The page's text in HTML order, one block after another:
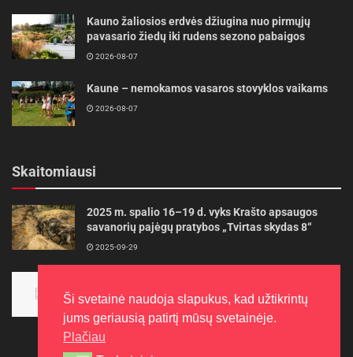
Kauno žaliosios erdvės džiugina nuo pirmųjų
pavasario žiedų iki rudens sezono pabaigos
2026-08-07
Kaune – nemokamos vasaros stovyklos vaikams
2026-08-07
Skaitomiausi
2025 m. spalio 16–19 d. vyks Krašto apsaugos
savanorių pajėgų pratybos „Tvirtas skydas 8“
2025-09-29
aukso
2015-10-30
Ši svetainė naudoja slapukus, kad užtikrintų
jums geriausią patirtį mūsų svetainėje.
Plačiau